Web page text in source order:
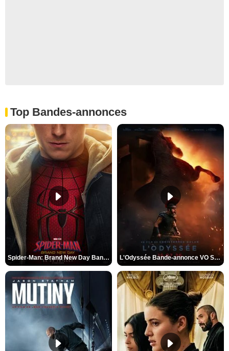
Top Bandes-annonces
Spider-Man: Brand New Day Bande-annonce VO STFR L'Odyssée Bande-annonce VO STFR